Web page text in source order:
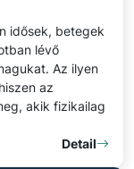
idősek, betegek
lévő
Az ilyen
az
akik fizikailag
Detail